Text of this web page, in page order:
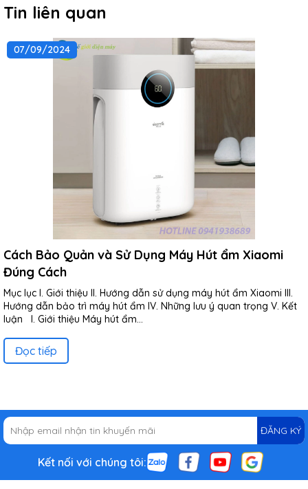
Tin liên quan
07/09/2024
Cách Bảo Quản và Sử Dụng Máy Hút ẩm Xiaomi
Đúng Cách
Mục lục I. Giới thiệu II. Hướng dẫn sử dụng máy hút ẩm Xiaomi III.
Hướng dẫn bảo trì máy hút ẩm IV. Những lưu ý quan trọng V. Kết
luận I. Giới thiệu Máy hút ẩm...
Đọc tiếp
ĐĂNG KÝ
Kết nối với chúng tôi: